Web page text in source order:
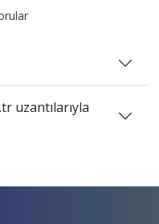
uzantılarıyla